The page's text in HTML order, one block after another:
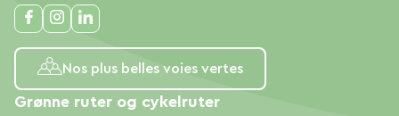
Nos plus belles voies vertes
Grønne ruter og cykelruter